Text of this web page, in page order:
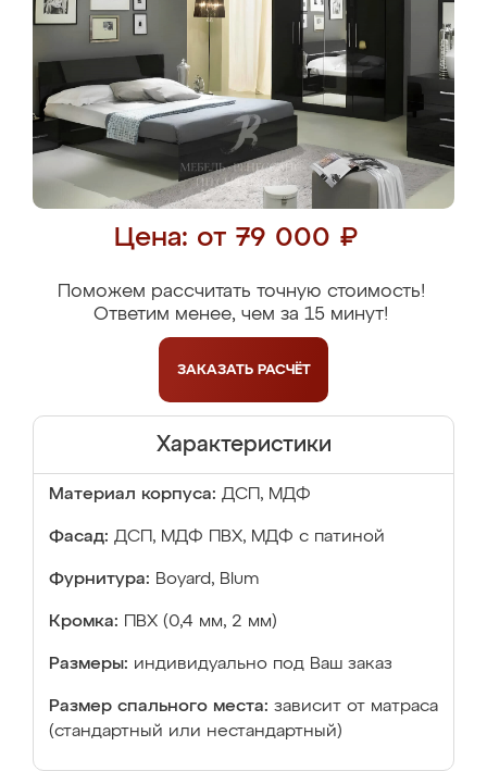
Цена: от 79 000 ₽
Поможем рассчитать точную стоимость!
Ответим менее, чем за 15 минут!
ЗАКАЗАТЬ РАСЧЁТ
Характеристики
Материал корпуса: ДСП, МДФ
Фасад: ДСП, МДФ ПВХ, МДФ с патиной
Фурнитура: Boyard, Blum
Кромка: ПВХ (0,4 мм, 2 мм)
Размеры: индивидуально под Ваш заказ
Размер спального места: зависит от матраса
(стандартный или нестандартный)